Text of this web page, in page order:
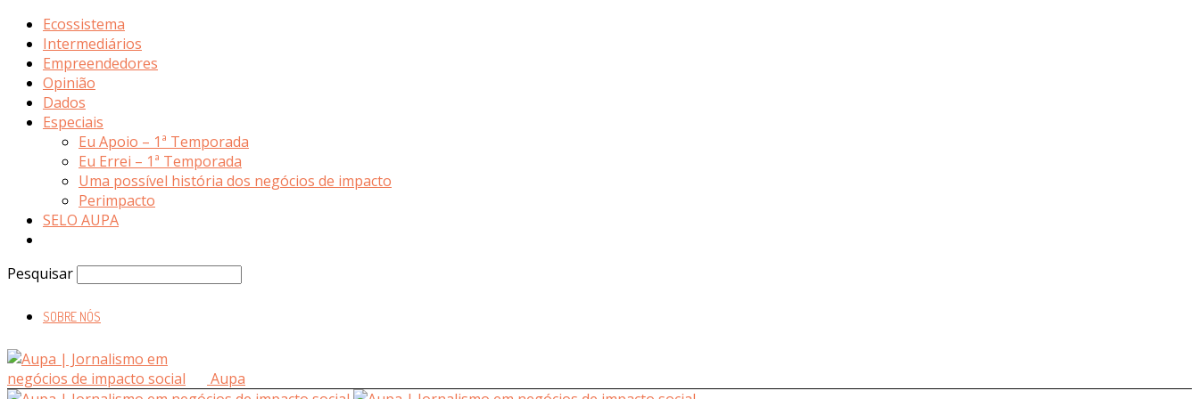
Ecossistema
Intermediários
Empreendedores
Opinião
Dados
Especiais
Eu Apoio – 1ª Temporada
Eu Errei – 1ª Temporada
Uma possível história dos negócios de impacto
Perimpacto
SELO AUPA
Pesquisar
SOBRE NÓS
Aupa